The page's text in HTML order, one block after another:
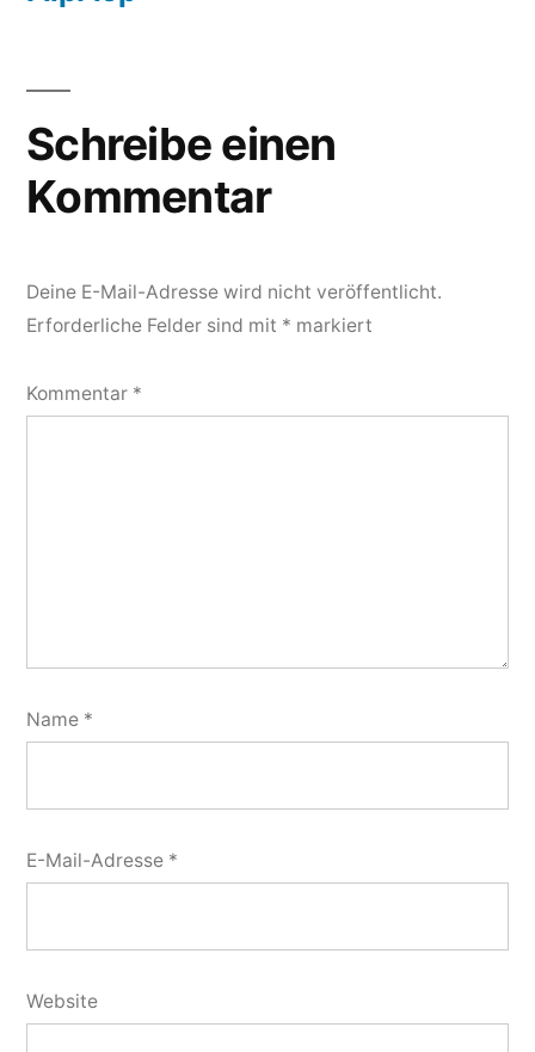
Schreibe einen
Kommentar
Deine E-Mail-Adresse wird nicht veröffentlicht.
Erforderliche Felder sind mit * markiert
Kommentar *
Name *
E-Mail-Adresse *
Website